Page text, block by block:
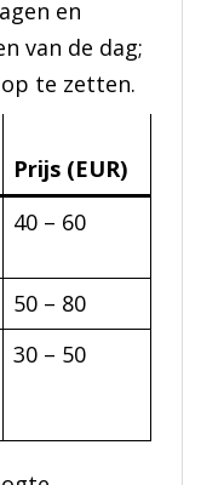
en
van de dag;
te zetten.
Prijs (EUR)
40 – 60
50 – 80
30 – 50